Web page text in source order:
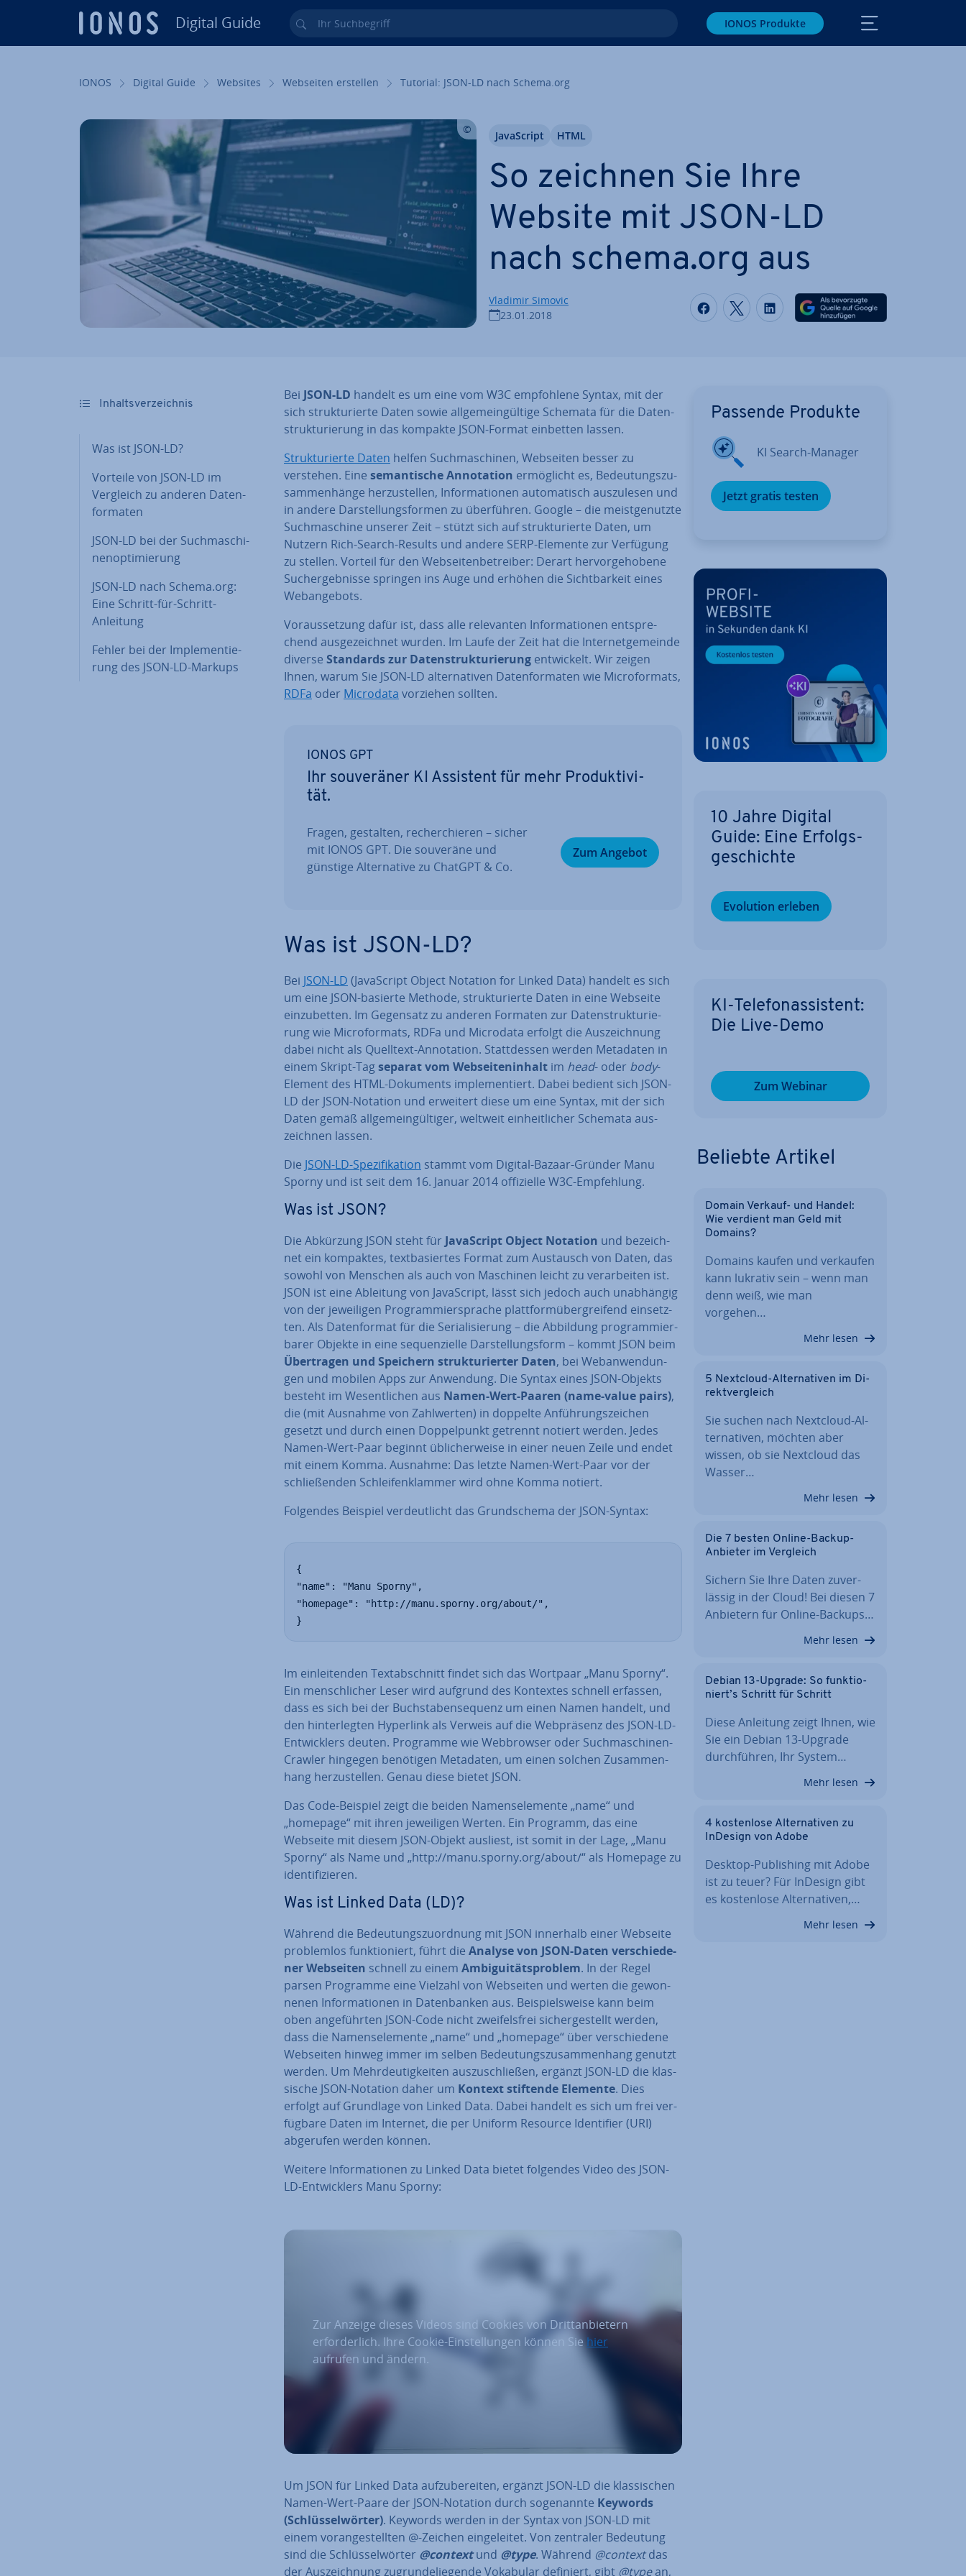
Digital Guide Ihr Such­be­griff IONOS Produkte
IONOS Digital Guide Websites Webseiten erstellen Tutorial: JSON-LD nach Schema.org
So zeichnen Sie Ihre
Website mit JSON-LD
nach schema.org aus
Vladimir Simovic
23.01.2018
Auf Facebook teilen
Auf Twitter teilen
Auf LinkedIn teilen
Ja­va­Script HTML
In­halts­ver­zeich­nis
Was ist JSON-LD?
Vorteile von JSON-LD im
Vergleich zu anderen Da­ten­
for­ma­ten
JSON-LD bei der Such­ma­schi­
nen­op­ti­mie­rung
JSON-LD nach Schema.org:
Eine Schritt-für-Schritt-
Anleitung
Fehler bei der Im­ple­men­tie­
rung des JSON-LD-Markups
Bei JSON-LD handelt es um eine vom W3C emp­foh­le­ne Syntax, mit der
sich struk­tu­rier­te Daten sowie all­ge­mein­gül­ti­ge Schemata für die Da­ten­
struk­tu­rie­rung in das kompakte JSON-Format einbetten lassen.
Struk­tu­rier­te Daten helfen Such­ma­schi­nen, Webseiten besser zu
verstehen. Eine se­man­ti­sche An­no­ta­ti­on er­mög­licht es, Be­deu­tungs­zu­
sam­men­hän­ge her­zu­stel­len, In­for­ma­tio­nen au­to­ma­tisch aus­zu­le­sen und
in andere Dar­stel­lungs­for­men zu über­füh­ren. Google – die meist­ge­nutz­te
Such­ma­schi­ne unserer Zeit – stützt sich auf struk­tu­rier­te Daten, um
Nutzern Rich-Search-Results und andere SERP-Elemente zur Verfügung
zu stellen. Vorteil für den Web­sei­ten­be­trei­ber: Derart her­vor­ge­ho­be­ne
Such­ergeb­nis­se springen ins Auge und erhöhen die Sicht­bar­keit eines
Web­an­ge­bots.
Vor­aus­set­zung dafür ist, dass alle re­le­van­ten In­for­ma­tio­nen ent­spre­
chend aus­ge­zeich­net wurden. Im Laufe der Zeit hat die In­ter­net­ge­mein­de
diverse Standards zur Da­ten­struk­tu­rie­rung ent­wi­ckelt. Wir zeigen
Ihnen, warum Sie JSON-LD al­ter­na­ti­ven Da­ten­for­ma­ten wie Mi­cro­for­mats,
RDFa oder Microdata vorziehen sollten.
IONOS GPT
Ihr sou­ve­rä­ner KI Assistent für mehr Pro­duk­ti­vi­
tät.
Fragen, gestalten, re­cher­chie­ren – sicher
mit IONOS GPT. Die souveräne und
günstige Al­ter­na­ti­ve zu ChatGPT & Co.
Zum Angebot
Was ist JSON-LD?
Bei JSON-LD (Ja­va­Script Object Notation for Linked Data) handelt es sich
um eine JSON-basierte Methode, struk­tu­rier­te Daten in eine Webseite
ein­zu­bet­ten. Im Gegensatz zu anderen Formaten zur Da­ten­struk­tu­rie­
rung wie Mi­cro­for­mats, RDFa und Microdata erfolgt die Aus­zeich­nung
dabei nicht als Quelltext-An­no­ta­ti­on. Statt­des­sen werden Metadaten in
einem Skript-Tagseparat vom Web­sei­ten­in­halt im head- oder body-
Element des HTML-Dokuments im­ple­men­tiert. Dabei bedient sich JSON-
LD der JSON-Notation und erweitert diese um eine Syntax, mit der sich
Daten gemäß all­ge­mein­gül­ti­ger, weltweit ein­heit­li­cher Schemata aus­
zeich­nen lassen.
Die JSON-LD-Spe­zi­fi­ka­ti­on stammt vom Digital-Bazaar-Gründer Manu
Sporny und ist seit dem 16. Januar 2014 of­fi­zi­el­le W3C-Emp­feh­lung.
Was ist JSON?
Die Abkürzung JSON steht für Ja­va­Script Object Notation und be­zeich­
net ein kompaktes, text­ba­sier­tes Format zum Austausch von Daten, das
sowohl von Menschen als auch von Maschinen leicht zu ver­ar­bei­ten ist.
JSON ist eine Ableitung von Ja­va­Script, lässt sich jedoch auch un­ab­hän­gig
von der je­wei­li­gen Pro­gram­mier­spra­che platt­form­über­grei­fend ein­setz­
ten. Als Da­ten­for­mat für die Se­ria­li­sie­rung – die Abbildung pro­gram­mier­
ba­rer Objekte in eine se­quen­zi­el­le Dar­stel­lungs­form – kommt JSON beim
Über­tra­gen und Speichern struk­tu­rier­ter Daten, bei Web­an­wen­dun­
gen und mobilen Apps zur Anwendung. Die Syntax eines JSON-Objekts
besteht im We­sent­li­chen aus Namen-Wert-Paaren (name-value pairs),
die (mit Ausnahme von Zahl­wer­ten) in doppelte An­füh­rungs­zei­chen
gesetzt und durch einen Dop­pel­punkt getrennt notiert werden. Jedes
Namen-Wert-Paar beginnt üb­li­cher­wei­se in einer neuen Zeile und endet
mit einem Komma. Ausnahme: Das letzte Namen-Wert-Paar vor der
schlie­ßen­den Schlei­fen­klam­mer wird ohne Komma notiert.
Folgendes Beispiel ver­deut­licht das Grund­sche­ma der JSON-Syntax:
{
"name": "Manu Sporny",
"homepage": "http://manu.sporny.org/about/",
}
Im ein­lei­ten­den Text­ab­schnitt findet sich das Wortpaar „Manu Sporny“.
Ein mensch­li­cher Leser wird aufgrund des Kontextes schnell erfassen,
dass es sich bei der Buch­sta­ben­se­quenz um einen Namen handelt, und
den hin­ter­leg­ten Hyperlink als Verweis auf die Web­prä­senz des JSON-LD-
Ent­wick­lers deuten. Programme wie Web­brow­ser oder Such­ma­schi­nen-
Crawler hingegen benötigen Metadaten, um einen solchen Zu­sam­men­
hang her­zu­stel­len. Genau diese bietet JSON.
Das Code-Beispiel zeigt die beiden Na­mens­ele­men­te „name“ und
„homepage“ mit ihren je­wei­li­gen Werten. Ein Programm, das eine
Webseite mit diesem JSON-Objekt ausliest, ist somit in der Lage, „Manu
Sporny“ als Name und „http://manu.sporny.org/about/“ als Homepage zu
iden­ti­fi­zie­ren.
Was ist Linked Data (LD)?
Während die Be­deu­tungs­zu­ord­nung mit JSON innerhalb einer Webseite
pro­blem­los funk­tio­niert, führt die Analyse von JSON-Daten ver­schie­de­
ner Webseiten schnell zu einem Am­bi­gui­täts­pro­blem. In der Regel
parsen Programme eine Vielzahl von Webseiten und werten die ge­won­
ne­nen In­for­ma­tio­nen in Da­ten­ban­ken aus. Bei­spiels­wei­se kann beim
oben an­ge­führ­ten JSON-Code nicht zwei­fels­frei si­cher­ge­stellt werden,
dass die Na­mens­ele­men­te „name“ und „homepage“ über ver­schie­de­ne
Webseiten hinweg immer im selben Be­deu­tungs­zu­sam­men­hang genutzt
werden. Um Mehr­deu­tig­kei­ten aus­zu­schlie­ßen, ergänzt JSON-LD die klas­
si­sche JSON-Notation daher um Kontext stiftende Elemente. Dies
erfolgt auf Grundlage von Linked Data. Dabei handelt es sich um frei ver­
füg­ba­re Daten im Internet, die per Uniform Resource Iden­ti­fier (URI)
abgerufen werden können.
Weitere In­for­ma­tio­nen zu Linked Data bietet folgendes Video des JSON-
LD-Ent­wick­lers Manu Sporny:
Zur Anzeige dieses Videos sind Cookies von Drittanbietern
erforderlich. Ihre Cookie-Einstellungen können Sie hier
aufrufen und ändern.
Um JSON für Linked Data auf­zu­be­rei­ten, ergänzt JSON-LD die klas­si­schen
Namen-Wert-Paare der JSON-Notation durch so­ge­nann­te Keywords
(Schlüs­sel­wör­ter). Keywords werden in der Syntax von JSON-LD mit
einem vor­an­ge­stell­ten @-Zeichen ein­ge­lei­tet. Von zentraler Bedeutung
sind die Schlüs­sel­wör­ter @contextund @type. Während @contextdas
der Aus­zeich­nung zu­grun­de­lie­gen­de Vokabular definiert, gibt @typean,
Passende Produkte
KI Search-Manager
Jetzt gratis testen
10 Jahre Digital
Guide: Eine Er­folgs­
ge­schich­te
Evolution erleben
KI-Te­le­fon­as­sis­tent:
Die Live-Demo
Zum Webinar
Beliebte Artikel
Domain Verkauf- und Handel:
Wie verdient man Geld mit
Domains?
Domains kaufen und verkaufen
kann lukrativ sein – wenn man
denn weiß, wie man
vorgehen…
Mehr lesen
5 Nextcloud-Al­ter­na­ti­ven im Di­
rekt­ver­gleich
Sie suchen nach Nextcloud-Al­
ter­na­ti­ven, möchten aber
wissen, ob sie Nextcloud das
Wasser…
Mehr lesen
Die 7 besten Online-Backup-
Anbieter im Vergleich
Sichern Sie Ihre Daten zu­ver­
läs­sig in der Cloud! Bei diesen 7
Anbietern für Online-Backups…
Mehr lesen
Debian 13-Upgrade: So funk­tio­
niert’s Schritt für Schritt
Diese Anleitung zeigt Ihnen, wie
Sie ein Debian 13-Upgrade
durch­füh­ren, Ihr System…
Mehr lesen
4 kos­ten­lo­se Al­ter­na­ti­ven zu
InDesign von Adobe
Desktop-Pu­bli­shing mit Adobe
ist zu teuer? Für InDesign gibt
es kos­ten­lo­se Al­ter­na­ti­ven,…
Mehr lesen